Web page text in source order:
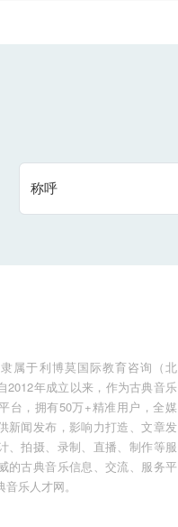
称呼
属于利博莫国际教育咨询（北
2012年成立以来，作为古典音乐
台，拥有50万+精准用户，全媒
新闻发布，影响力打造、文章发
、拍摄、录制、直播、制作等服
的古典音乐信息、交流、服务平
乐人才网。